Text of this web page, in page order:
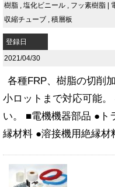
樹脂
塩化ビニール フッ素樹脂 |
収縮チューブ
積層板
登録日
2021/04/30
各種FRP、樹脂の切削
小ロットまで対応可能
い。 ■電機機器部品 ●ト
縁材料 ●溶接機用絶縁材